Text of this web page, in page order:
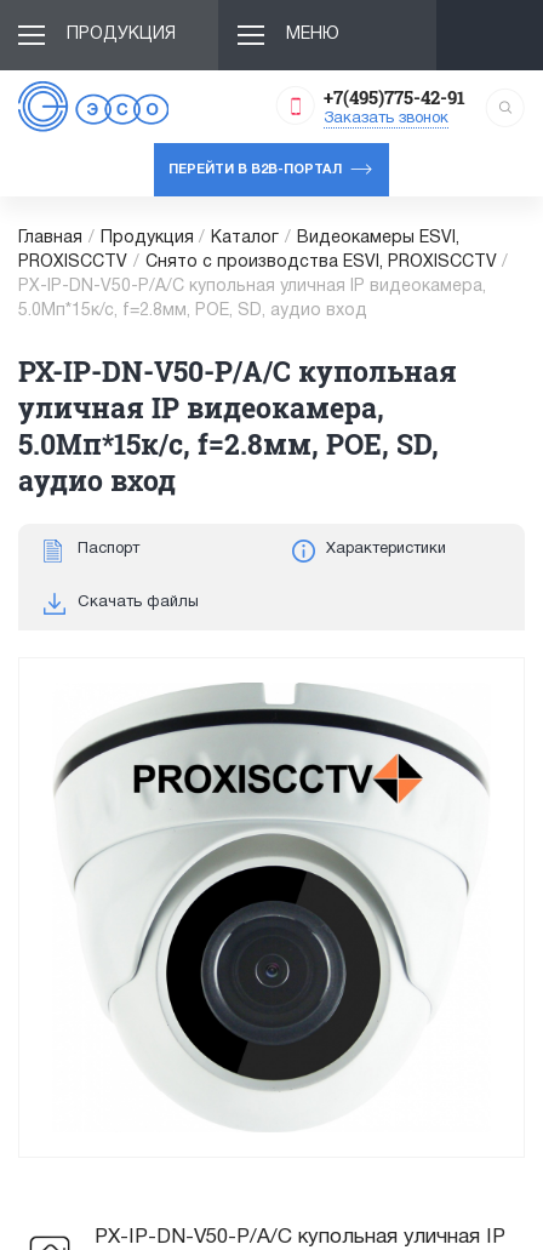
ПРОДУКЦИЯ МЕНЮ
+7(495)775-42-91
Заказать звонок
ПЕРЕЙТИ В B2B-ПОРТАЛ
Главная / Продукция / Каталог /
Видеокамеры ESVI,
PROXISCCTV / Снято с производства ESVI, PROXISCCTV /
PX-IP-DN-V50-P/A/C купольная уличная IP видеокамера,
5.0Мп*15к/с, f=2.8мм, POE, SD, аудио вход
PX-IP-DN-V50-P/A/C купольная
уличная IP видеокамера,
5.0Мп*15к/с, f=2.8мм, POE, SD,
аудио вход
Паспорт Характеристики
Скачать файлы
PX-IP-DN-V50-P/A/C купольная уличная IP